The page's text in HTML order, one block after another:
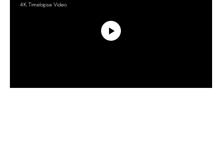
4K Timelapse Video